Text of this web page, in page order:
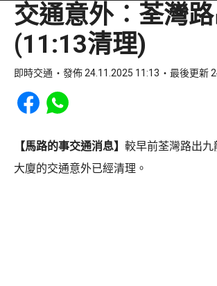
交通意外︰荃灣
(11:13清理)
即時交通 發佈 24.11.2025 11:13 最後更新
Share to Facebook
Share to WhatsApp
【馬路的事交通消息】 較早前荃灣路出
大廈的交通意外已經清理。